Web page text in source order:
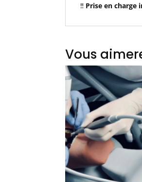
‼️ Prise en charge
Vous